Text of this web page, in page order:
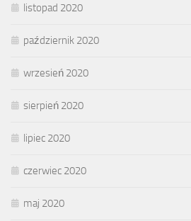
listopad 2020
październik 2020
wrzesień 2020
sierpień 2020
lipiec 2020
czerwiec 2020
maj 2020